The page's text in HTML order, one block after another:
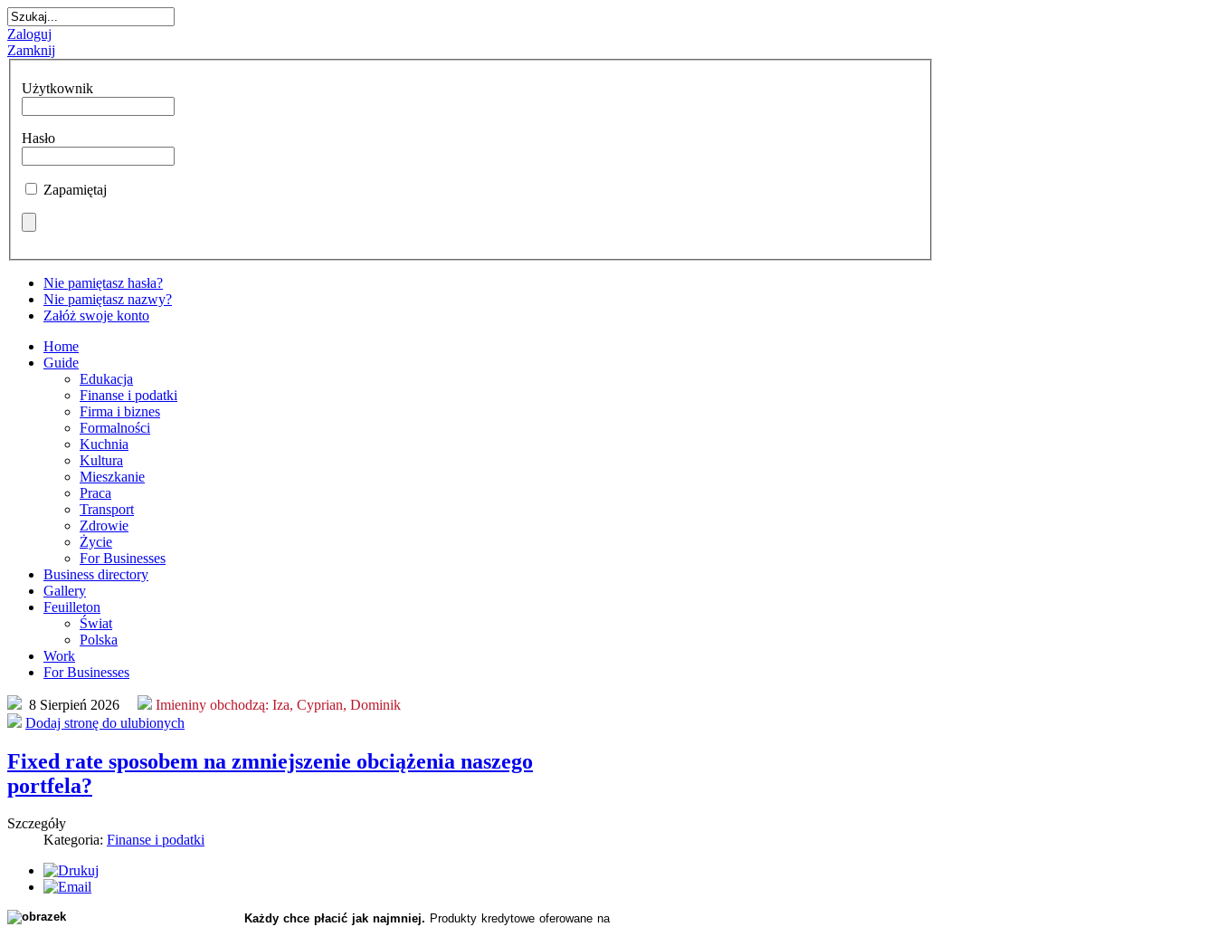
Zaloguj
Zamknij
Użytkownik
Hasło
Zapamiętaj
Nie pamiętasz hasła?
Nie pamiętasz nazwy?
Załóż swoje konto
Home
Guide
Edukacja
Finanse i podatki
Firma i biznes
Formalności
Kuchnia
Kultura
Mieszkanie
Praca
Transport
Zdrowie
Życie
For Businesses
Business directory
Gallery
Feuilleton
Świat
Polska
Work
For Businesses
8 Sierpień 2026 Imieniny obchodzą: Iza, Cyprian, Dominik
Dodaj stronę do ulubionych
Fixed rate sposobem na zmniejszenie obciążenia naszego
portfela?
Szczegóły
Kategoria: Finanse i podatki
Każdy chce płacić jak najmniej. Produkty kredytowe oferowane na